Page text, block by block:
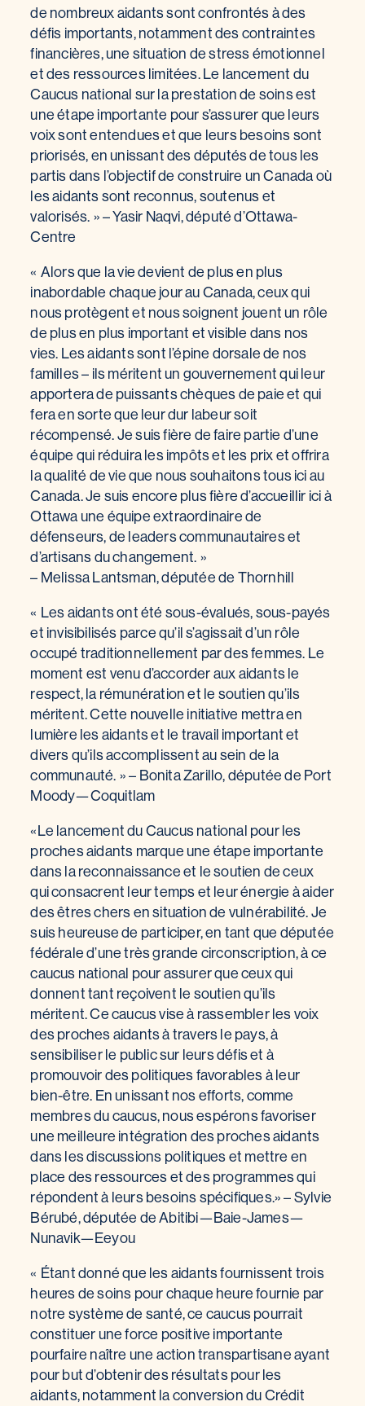
de nombreux aidants sont confrontés à des
défis importants, notamment des contraintes
financières, une situation de stress émotionnel
et des ressources limitées. Le lancement du
Caucus national sur la prestation de soins est
une étape importante pour s’assurer que leurs
voix sont entendues et que leurs besoins sont
priorisés, en unissant des députés de tous les
partis dans l’objectif de construire un Canada où
les aidants sont reconnus, soutenus et
valorisés. » – Yasir Naqvi, député d’Ottawa-
Centre
« Alors que la vie devient de plus en plus
inabordable chaque jour au Canada, ceux qui
nous protègent et nous soignent jouent un rôle
de plus en plus important et visible dans nos
vies. Les aidants sont l’épine dorsale de nos
familles – ils méritent un gouvernement qui leur
apportera de puissants chèques de paie et qui
fera en sorte que leur dur labeur soit
récompensé. Je suis fière de faire partie d’une
équipe qui réduira les impôts et les prix et offrira
la qualité de vie que nous souhaitons tous ici au
Canada. Je suis encore plus fière d’accueillir ici à
Ottawa une équipe extraordinaire de
défenseurs, de leaders communautaires et
d’artisans du changement. »
– Melissa Lantsman, députée de Thornhill
« Les aidants ont été sous-évalués, sous-payés
et invisibilisés parce qu’il s’agissait d’un rôle
occupé traditionnellement par des femmes. Le
moment est venu d’accorder aux aidants le
respect, la rémunération et le soutien qu’ils
méritent. Cette nouvelle initiative mettra en
lumière les aidants et le travail important et
divers qu’ils accomplissent au sein de la
communauté. » – Bonita Zarillo, députée de Port
Moody—Coquitlam
«Le lancement du Caucus national pour les
proches aidants marque une étape importante
dans la reconnaissance et le soutien de ceux
qui consacrent leur temps et leur énergie à aider
des êtres chers en situation de vulnérabilité. Je
suis heureuse de participer, en tant que députée
fédérale d’une très grande circonscription, à ce
caucus national pour assurer que ceux qui
donnent tant reçoivent le soutien qu’ils
méritent. Ce caucus vise à rassembler les voix
des proches aidants à travers le pays, à
sensibiliser le public sur leurs défis et à
promouvoir des politiques favorables à leur
bien-être. En unissant nos efforts, comme
membres du caucus, nous espérons favoriser
une meilleure intégration des proches aidants
dans les discussions politiques et mettre en
place des ressources et des programmes qui
répondent à leurs besoins spécifiques.» – Sylvie
Bérubé, députée de Abitibi—Baie-James—
Nunavik—Eeyou
« Étant donné que les aidants fournissent trois
heures de soins pour chaque heure fournie par
notre système de santé, ce caucus pourrait
constituer une force positive importante
pourfaire naître une action transpartisane ayant
pour but d’obtenir des résultats pour les
aidants, notamment la conversion du Crédit